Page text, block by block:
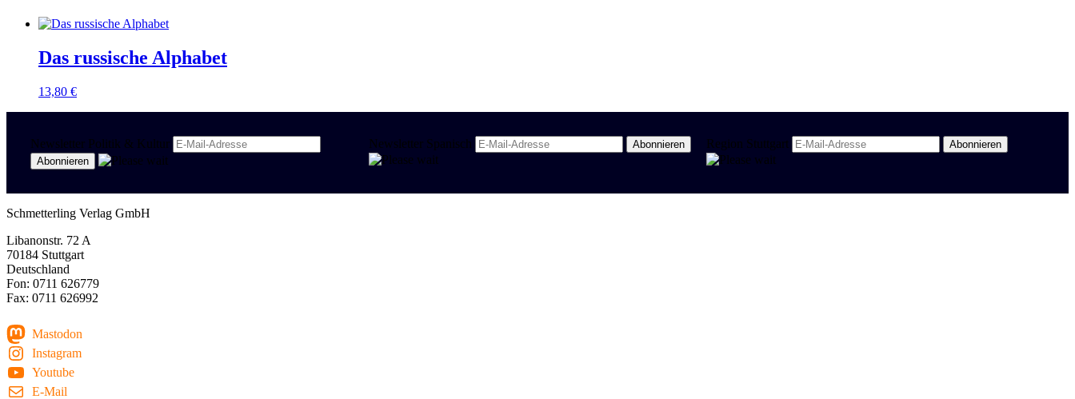
Das russische Alphabet
13,80 €
Newsletter Politik & Kultur Newsletter Spanisch Region Stuttgart
Schmetterling Verlag GmbH
Libanonstr. 72 A
70184 Stuttgart
Deutschland
Fon: 0711 626779
Fax: 0711 626992
Mastodon
Instagram
Youtube
E-Mail